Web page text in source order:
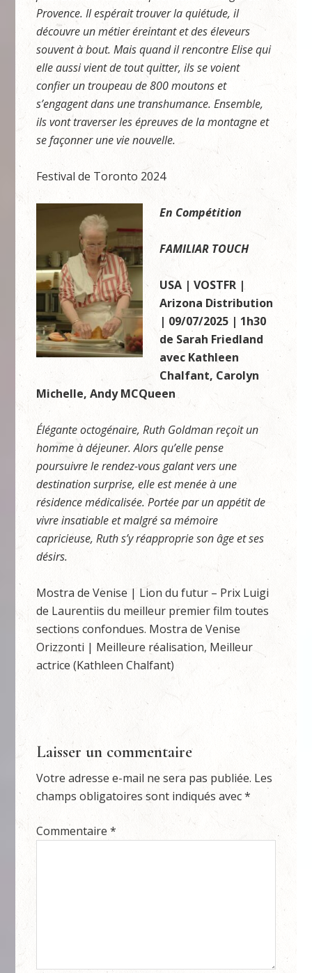
Provence. Il espérait trouver la quiétude, il
découvre un métier éreintant et des éleveurs
souvent à bout. Mais quand il rencontre Elise qui
elle aussi vient de tout quitter, ils se voient
confier un troupeau de 800 moutons et
s’engagent dans une transhumance. Ensemble,
ils vont traverser les épreuves de la montagne et
se façonner une vie nouvelle.
Festival de Toronto 2024
En Compétition
FAMILIAR TOUCH
USA | VOSTFR |
Arizona Distribution
| 09/07/2025 | 1h30
de Sarah Friedland
avec Kathleen
Chalfant, Carolyn
Michelle, Andy MCQueen
Élégante octogénaire, Ruth Goldman reçoit un
homme à déjeuner. Alors qu’elle pense
poursuivre le rendez-vous galant vers une
destination surprise, elle est menée à une
résidence médicalisée. Portée par un appétit de
vivre insatiable et malgré sa mémoire
capricieuse, Ruth s’y réapproprie son âge et ses
désirs.
Mostra de Venise | Lion du futur – Prix Luigi
de Laurentiis du meilleur premier film toutes
sections confondues. Mostra de Venise
Orizzonti | Meilleure réalisation, Meilleur
actrice (Kathleen Chalfant)
Laisser un commentaire
Votre adresse e-mail ne sera pas publiée. Les
champs obligatoires sont indiqués avec*
Commentaire*